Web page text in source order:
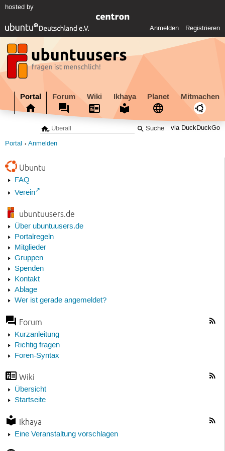
hosted by
Anmelden Registrieren
Portal Forum Wiki Ikhaya Planet Mitmachen
via DuckDuckGo
Portal Anmelden
Ubuntu
FAQ
Verein
ubuntuusers.de
Über ubuntuusers.de
Portalregeln
Mitglieder
Gruppen
Spenden
Kontakt
Ablage
Wer ist gerade angemeldet?
Forum
Kurzanleitung
Richtig fragen
Foren-Syntax
Wiki
Übersicht
Startseite
Ikhaya
Eine Veranstaltung vorschlagen